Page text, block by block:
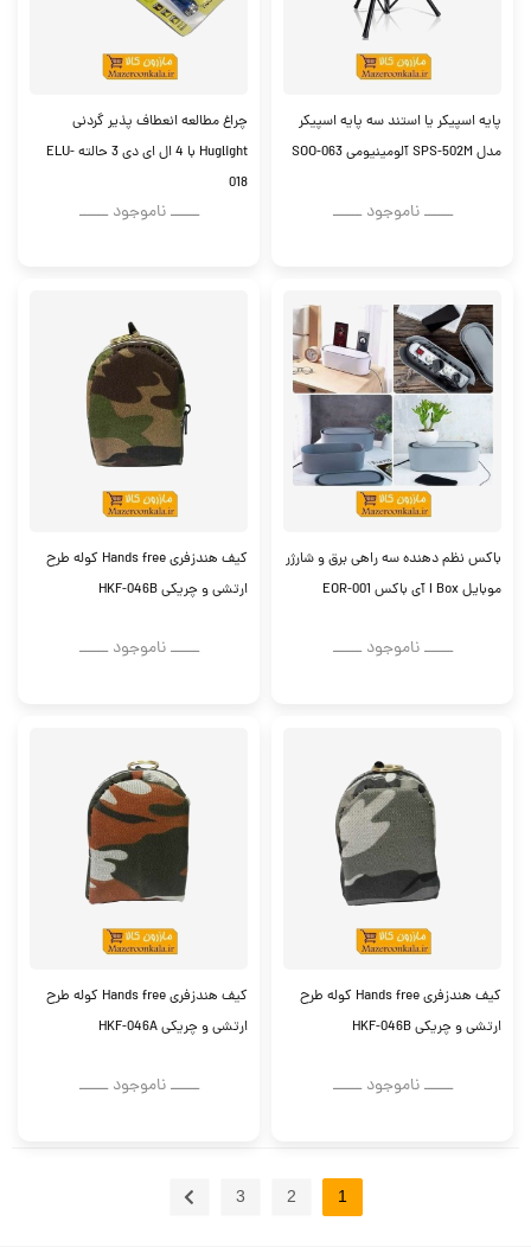
پایه اسپیکر یا استند سه پایه اسپیکر
مدل SPS-502M آلومینیومی SOO-063
ــــــ ناموجود ــــــ
چراغ مطالعه انعطاف پذیر گردنی
Huglight با 4 ال ای دی 3 حالته ELU-
018
ــــــ ناموجود ــــــ
باکس نظم دهنده سه راهی برق و شارژر
موبایل I Box آی باکس EOR-001
ــــــ ناموجود ــــــ
کیف هندزفری Hands free کوله طرح
ارتشی و چریکی HKF-046B
ــــــ ناموجود ــــــ
کیف هندزفری Hands free کوله طرح
ارتشی و چریکی HKF-046B
ــــــ ناموجود ــــــ
کیف هندزفری Hands free کوله طرح
ارتشی و چریکی HKF-046A
ــــــ ناموجود ــــــ
1
2
3